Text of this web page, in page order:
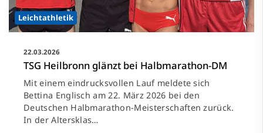
Leichtathletik
22.03.2026
TSG Heilbronn glänzt bei Halbmarathon-DM
Mit einem eindrucksvollen Lauf meldete sich
Bettina Englisch am 22. März 2026 bei den
Deutschen Halbmarathon-Meisterschaften zurück.
In der Altersklas…